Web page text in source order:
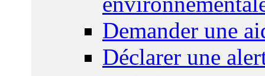
Demander une
Déclarer une